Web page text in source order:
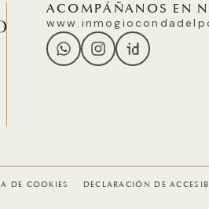
ACOMPÁÑANOS EN
DE COOKIES DECLARACIÓN DE